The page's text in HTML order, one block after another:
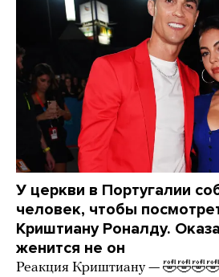
У церкви в Португалии
человек, чтобы
Криштиану Роналду.
женится не он
Реакция Криштиану —